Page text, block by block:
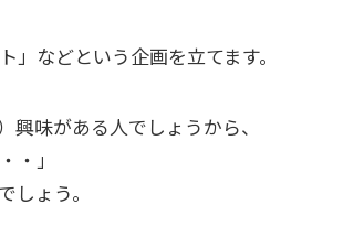
などという企画を立てます。
味がある人でしょうから、
・」
ょう。